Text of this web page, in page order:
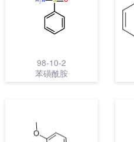
98-10-2
苯磺酰胺